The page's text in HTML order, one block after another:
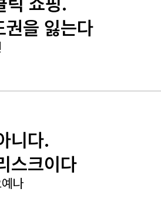
권을 잃는다
니다.
스크이다
나